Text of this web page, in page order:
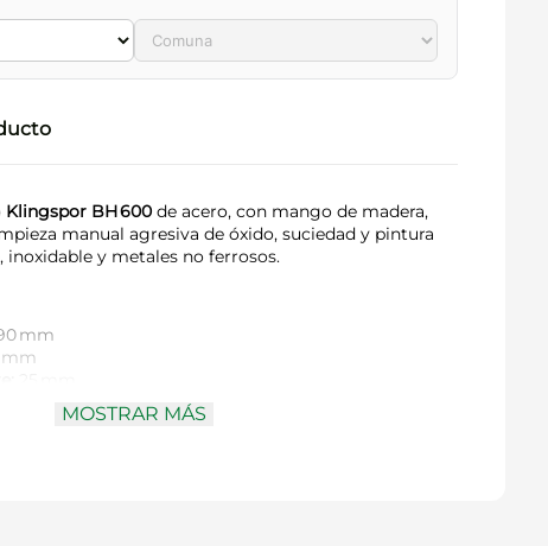
Klingspor BH 600 de acero, con mango de madera,
manual agresiva de óxido, suciedad y pintura
inoxidable y metales no ferrosos.
mm
mm
0,35 mm
MOSTRAR MÁS